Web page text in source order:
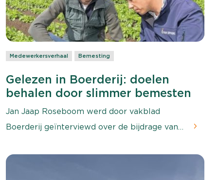
Medewerkersverhaal Bemesting
Gelezen in Boerderij: doelen
behalen door slimmer bemesten
Jan Jaap Roseboom werd door vakblad
Boerderij geïnterviewd over de bijdrage van
bemesten.